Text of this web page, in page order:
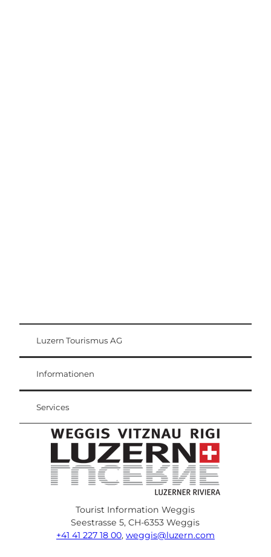
Gästekarte
Weggis Vitznau Rigi
Luzern Tourismus AG
Informationen
Services
Tourist Information Weggis
Seestrasse 5, CH-6353 Weggis
+41 41 227 18 00, weggis@luzern.com